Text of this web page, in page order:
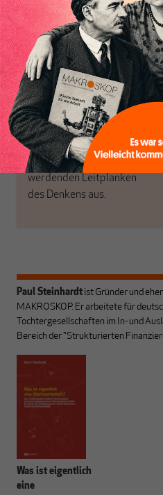
Inhaltsverzeichnis
haben einen Blick auf
Geld, Wirtschaft und
Politik, den Sie so
woanders nicht finden.
Dabei leben wir von
unseren Autoren, ihren
Recherchen, ihrem Wissen
und ihrem Enthusiasmus.
Gemeinsam scheren wir
aus den schmaler
werdenden Leitplanken
des Denkens aus.
Paul Steinhardt ist Gründer und
MAKROSKOP. Er arbeitete für
Tochtergesellschaften im In- und
Bereich der "Strukturierten
Was ist eigentlich
eine